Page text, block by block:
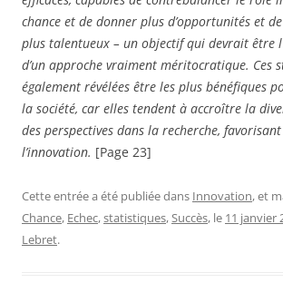
chance et de donner plus d’opportunités et
plus talentueux – un objectif qui devrait être
d’un approche vraiment méritocratique. Ces
également révélées être les plus bénéfiques
la société, car elles tendent à accroître la
des perspectives dans la recherche,
l’innovation. [Page 23]
Cette entrée a été publiée dans Innovation, et
Chance, Echec,statistiques,Succès, le 11 janvier
Lebret.